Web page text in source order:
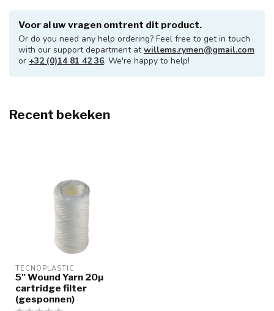
Voor al uw vragen omtrent dit product.
Or do you need any help ordering? Feel free to get in touch
with our support department atwillems.rymen@gmail.com
or +32 (0)14 81 42 36. We're happy to help!
Recent bekeken
TECNOPLASTIC
5" Wound Yarn 20µ
cartridge filter
(gesponnen)